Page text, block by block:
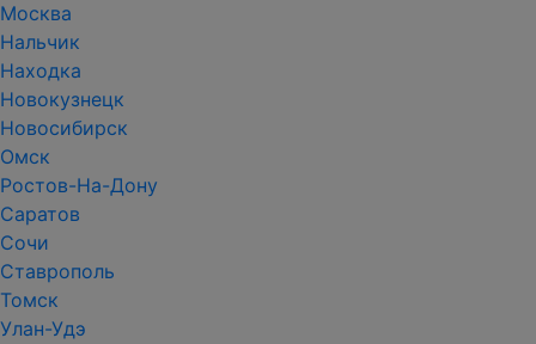
Москва
Нальчик
Находка
Новокузнецк
Новосибирск
Омск
Ростов-На-Дону
Саратов
Сочи
Ставрополь
Томск
Улан-Удэ